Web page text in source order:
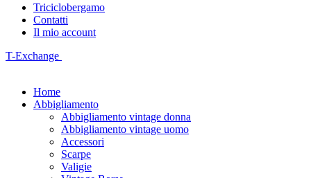
Triciclobergamo
Contatti
Il mio account
T-Exchange
Home
Abbigliamento
Abbigliamento vintage donna
Abbigliamento vintage uomo
Accessori
Scarpe
Valigie